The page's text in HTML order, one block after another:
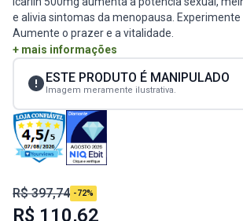
e alivia sintomas da menopausa.
Aumente o prazer e a vitalidade.
+ mais informações
ESTE PRODUTO É MANIPULADO
Imagem meramente ilustrativa.
R$ 397,74 -72%
R$ 110,62